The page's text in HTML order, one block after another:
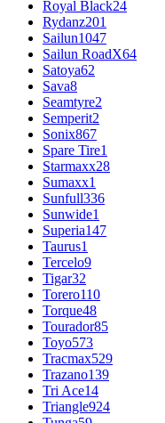
Royal Black24
Rydanz201
Sailun1047
Sailun RoadX64
Satoya62
Sava8
Seamtyre2
Semperit2
Sonix867
Spare Tire1
Starmaxx28
Sumaxx1
Sunfull336
Sunwide1
Superia147
Taurus1
Tercelo9
Tigar32
Torero110
Torque48
Tourador85
Toyo573
Tracmax529
Trazano139
Tri Ace14
Triangle924